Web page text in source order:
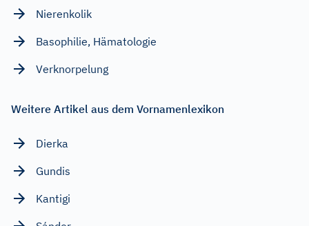
Nierenkolik
Basophilie, Hämatologie
Verknorpelung
Weitere Artikel aus dem Vornamenlexikon
Dierka
Gundis
Kantigi